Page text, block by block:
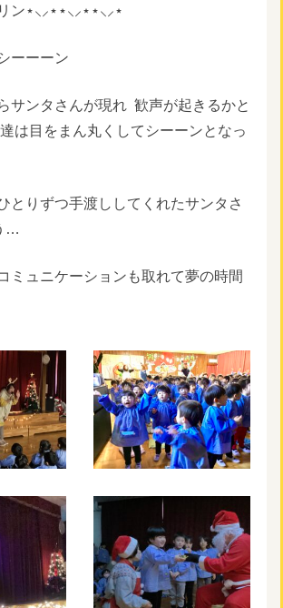
ン⋆⸜⸝‍⋆⋆⸜⸝‍⋆⋆⸜⸝‍⋆
ーーーン
サンタさんが現れ 歓声が起きるかと
は目をまん丸くしてシーーンとなっ
とりずつ手渡ししてくれたサンタさ
…
ミュニケーションも取れて夢の時間